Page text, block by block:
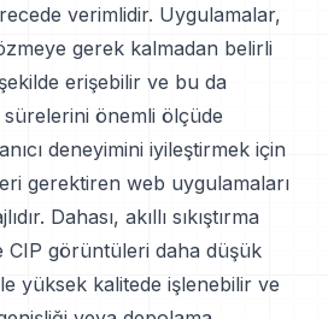
verimlidir. Uygulamalar,
gerek kalmadan belirli
erişebilir ve bu da
önemli ölçüde
deneyimini iyileştirmek için
gerektiren web uygulamaları
Dahası, akıllı sıkıştırma
CIP görüntüleri daha düşük
yüksek kalitede işlenebilir ve